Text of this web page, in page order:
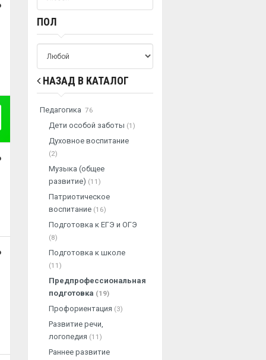
ПОЛ
НАЗАД В КАТАЛОГ
Педагогика 76
Дети особой заботы (1)
Духовное воспитание
(2)
Музыка (общее
развитие) (11)
Патриотическое
воспитание (16)
Подготовка к ЕГЭ и ОГЭ
(8)
Подготовка к школе
(11)
Предпрофессиональная
подготовка (19)
Профориентация (3)
Развитие речи,
логопедия (11)
Раннее развитие